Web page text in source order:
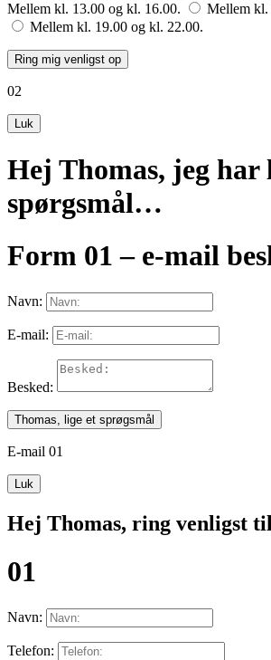
Mellem kl. 13.00 og kl. 16.00.
Mellem kl.
Mellem kl. 19.00 og kl. 22.00.
Ring mig venligst op
02
Luk
Hej Thomas, jeg har
spørgsmål…
Form 01 – e-mail
Navn:
E-mail:
Besked:
Thomas, lige et sprøgsmål
E-mail 01
Luk
Hej Thomas, ring venligst
01
Navn:
Telefon: